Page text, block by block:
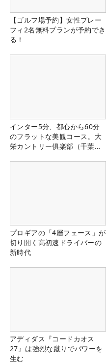
【ゴルフ場予約】女性プレー
フィ2名無料プランが予約でき
る！
インター5分、都心から60分
のフラットな美観コース。大
栄カントリー俱楽部（千葉
プロギアの「4層フェース」が
切り開く高初速ドライバーの
新時代
アディダス『コードカオス
27』は強烈な蹴りでパワーを
生む